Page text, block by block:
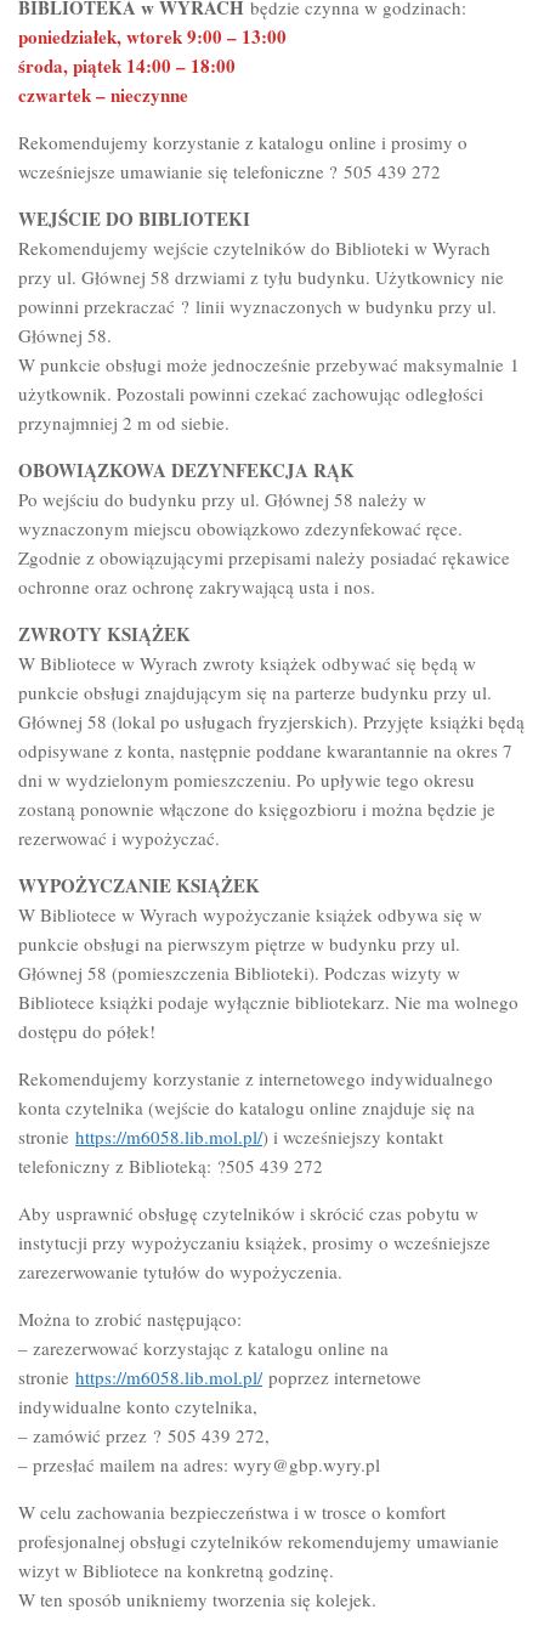
BIBLIOTEKA w WYRACH będzie czynna w godzinach:
poniedziałek, wtorek 9:00 – 13:00
środa, piątek 14:00 – 18:00
czwartek – nieczynne
Rekomendujemy korzystanie z katalogu online i prosimy o
wcześniejsze umawianie się telefoniczne ? 505 439 272
WEJŚCIE DO BIBLIOTEKI
Rekomendujemy wejście czytelników do Biblioteki w Wyrach
przy ul. Głównej 58 drzwiami z tyłu budynku. Użytkownicy nie
powinni przekraczać ? linii wyznaczonych w budynku przy ul.
Głównej 58.
W punkcie obsługi może jednocześnie przebywać maksymalnie 1
użytkownik. Pozostali powinni czekać zachowując odległości
przynajmniej 2 m od siebie.
OBOWIĄZKOWA DEZYNFEKCJA RĄK
Po wejściu do budynku przy ul. Głównej 58 należy w
wyznaczonym miejscu obowiązkowo zdezynfekować ręce.
Zgodnie z obowiązującymi przepisami należy posiadać rękawice
ochronne oraz ochronę zakrywającą usta i nos.
ZWROTY KSIĄŻEK
W Bibliotece w Wyrach zwroty książek odbywać się będą w
punkcie obsługi znajdującym się na parterze budynku przy ul.
Głównej 58 (lokal po usługach fryzjerskich). Przyjęte książki będą
odpisywane z konta, następnie poddane kwarantannie na okres 7
dni w wydzielonym pomieszczeniu. Po upływie tego okresu
zostaną ponownie włączone do księgozbioru i można będzie je
rezerwować i wypożyczać.
WYPOŻYCZANIE KSIĄŻEK
W Bibliotece w Wyrach wypożyczanie książek odbywa się w
punkcie obsługi na pierwszym piętrze w budynku przy ul.
Głównej 58 (pomieszczenia Biblioteki). Podczas wizyty w
Bibliotece książki podaje wyłącznie bibliotekarz. Nie ma wolnego
dostępu do półek!
Rekomendujemy korzystanie z internetowego indywidualnego
konta czytelnika (wejście do katalogu online znajduje się na
stronie https://m6058.lib.mol.pl/) i wcześniejszy kontakt
telefoniczny z Biblioteką: ?505 439 272
Aby usprawnić obsługę czytelników i skrócić czas pobytu w
instytucji przy wypożyczaniu książek, prosimy o wcześniejsze
zarezerwowanie tytułów do wypożyczenia.
Można to zrobić następująco:
– zarezerwować korzystając z katalogu online na
stronie https://m6058.lib.mol.pl/poprzez internetowe
indywidualne konto czytelnika,
– zamówić przez ? 505 439 272,
– przesłać mailem na adres: wyry@gbp.wyry.pl
W celu zachowania bezpieczeństwa i w trosce o komfort
profesjonalnej obsługi czytelników rekomendujemy umawianie
wizyt w Bibliotece na konkretną godzinę.
W ten sposób unikniemy tworzenia się kolejek.